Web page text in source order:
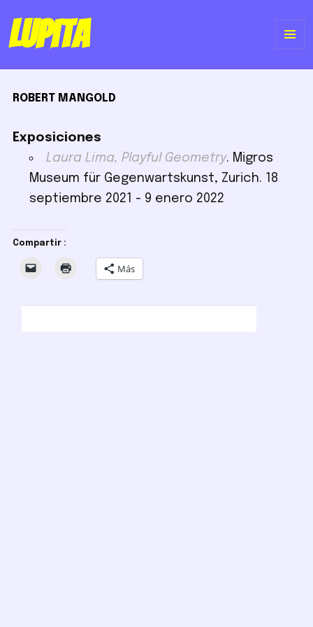
Lupita
ROBERT MANGOLD
Exposiciones
Laura Lima, Playful Geometry. Migros
Museum für Gegenwartskunst, Zurich. 18
septiembre 2021 - 9 enero 2022
Compartir :
Más